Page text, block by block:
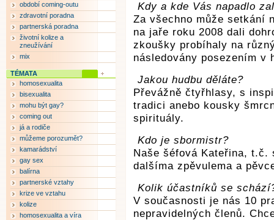
Kdy a kde Vás napadlo
Za všechno může setkání
na jaře roku 2008 dali
zkoušky probíhaly na
následovány posezením v
Jakou hudbu děláte?
Převážně čtyřhlasy, s
tradici anebo kousky
spirituály.
Kdo je sbormistr?
Naše šéfová Kateřina, t.č.
dalšíma zpěvulema a
Kolik účastníků se
V současnosti je nás 10
nepravidelných členů.
období coming-outu
zdravotní poradna
partnerská poradna
životní kolize a
zneužívání
mix
TÉMATA
homosexualita
bisexualita
mohu být gay?
coming out
já a rodiče
můžeme porozumět?
kamarádství
gay sex
balírna
partnerské vztahy
krize ve vztahu
kolize
homosexualita a víra